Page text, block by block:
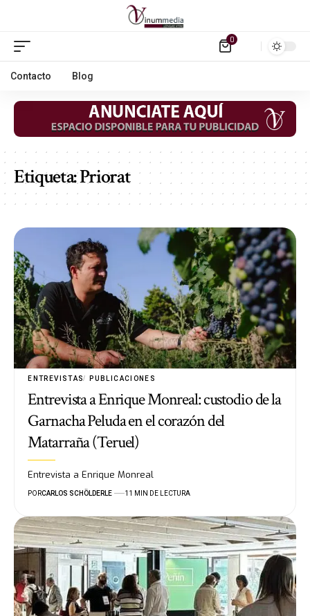
0
Contacto Blog
Etiqueta:Priorat
ENTREVISTAS PUBLICACIONES
Entrevista a Enrique Monreal: custodio de la
Garnacha Peluda en el corazón del
Matarraña (Teruel)
Entrevista a Enrique Monreal
PORCARLOS SCHÖLDERLE 11 MIN DE LECTURA